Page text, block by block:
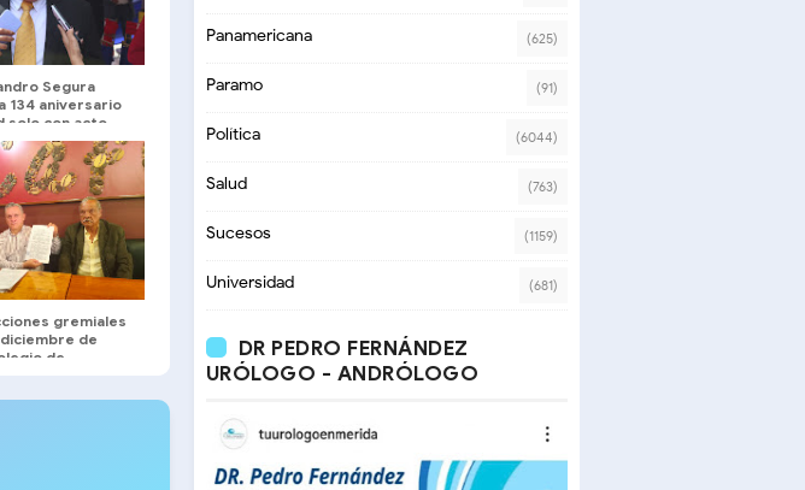
Segura
134 aniversario
solo con acto
gremiales
de
de
Panamericana (625)
Paramo (91)
Política (6044)
Salud (763)
Sucesos (1159)
Universidad (681)
DR PEDRO FERNÁNDEZ
URÓLOGO - ANDRÓLOGO